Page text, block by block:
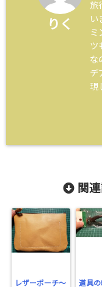
りく
旅
い
ミ
ツ
な
デ
現
関連
レザーポーチ～
道具